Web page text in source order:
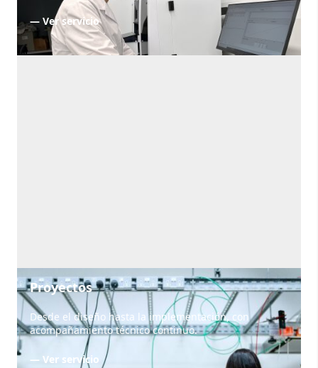
— Ver servicio
Proyectos
Desde el diseño hasta la implementación, con
acompañamiento técnico continuo.
— Ver servicio